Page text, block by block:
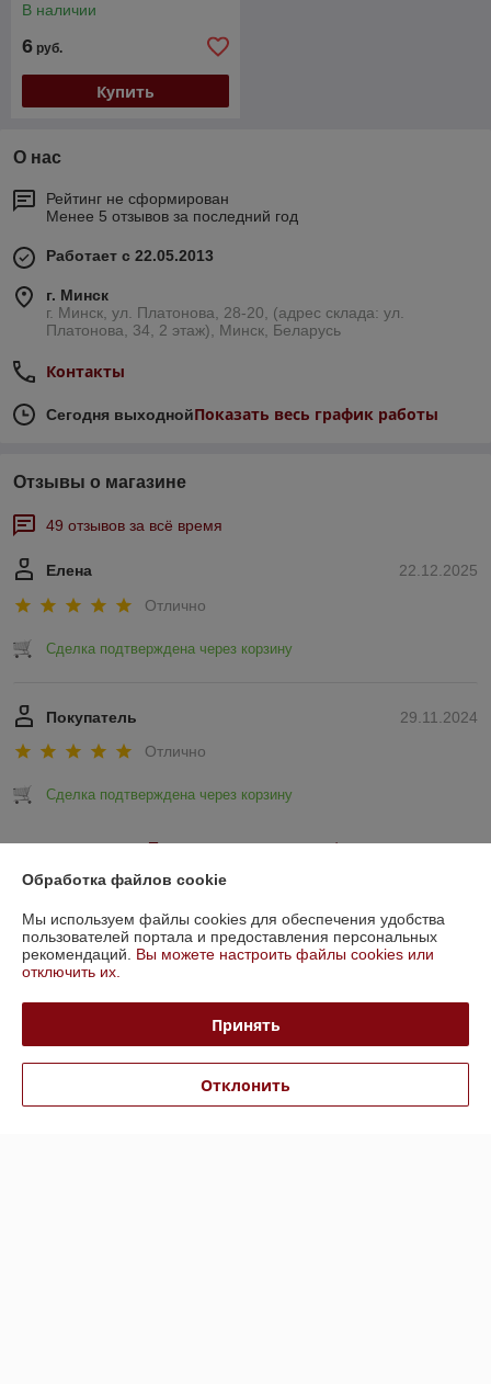
В наличии
6 руб.
Купить
О нас
Рейтинг не сформирован
Менее 5 отзывов за последний год
Работает с 22.05.2013
г. Минск
г. Минск, ул. Платонова, 28-20, (адрес склада: ул.
Платонова, 34, 2 этаж), Минск, Беларусь
Контакты
Сегодня выходнойПоказать весь график работы
Отзывы о магазине
49 отзывов за всё время
22.12.2025
Елена
Отлично
Сделка подтверждена через корзину
29.11.2024
Покупатель
Отлично
Сделка подтверждена через корзину
Показать все отзывы
О нас
Контакты
Обработка файлов cookie
Мы используем файлы cookies для обеспечения удобства
пользователей портала и предоставления персональных
рекомендаций. Вы можете настроить файлы cookies или
отключить их.
Принять
Отклонить